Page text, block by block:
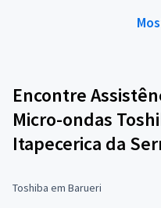
Encontre
Micro-ondas
Itapecerica da
Toshiba em Barueri